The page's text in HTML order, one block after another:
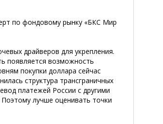
по фондовому рынку «БКС Мир
драйверов для укрепления.
появляется возможность
покупки доллара сейчас
структура трансграничных
платежей России с другими
лучше оценивать точки